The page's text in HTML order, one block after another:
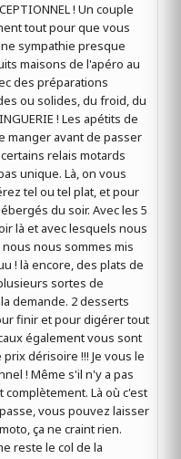
! Un couple
tout pour que vous
sympathie presque
maisons de l'apéro au
des préparations
ou solides, du froid, du
! Les apétits de
manger avant de passer
relais motards
unique. Là, on vous
tel ou tel plat, et pour
du soir. Avec les 5
là et avec lesquels nous
nous sommes mis
! là encore, des plats de
sortes de
demande. 2 desserts
finir et pour digérer tout
également vous sont
dérisoire !!! Je vous le
! Même s'il n'y a pas
Là où c'est
vous pouvez laisser
ça ne craint rien.
reste le col de la